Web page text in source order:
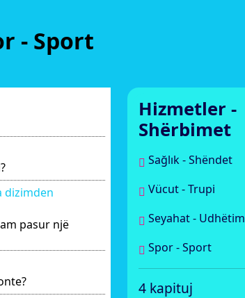
- Sport
dizimden
pasur një
Hizmetler -
Shërbimet
Sağlık - Shëndet
Vücut - Trupi
Seyahat - Udhëtim
Spor - Sport
4 kapituj